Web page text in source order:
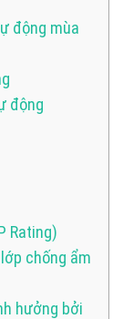
động mùa
động
Rating)
chống ẩm
hưởng bởi